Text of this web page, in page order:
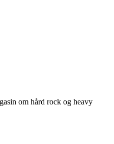
om hård rock og heavy